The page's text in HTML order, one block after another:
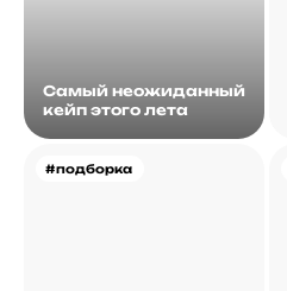
Самый неожиданный
кейп этого лета
#подборка